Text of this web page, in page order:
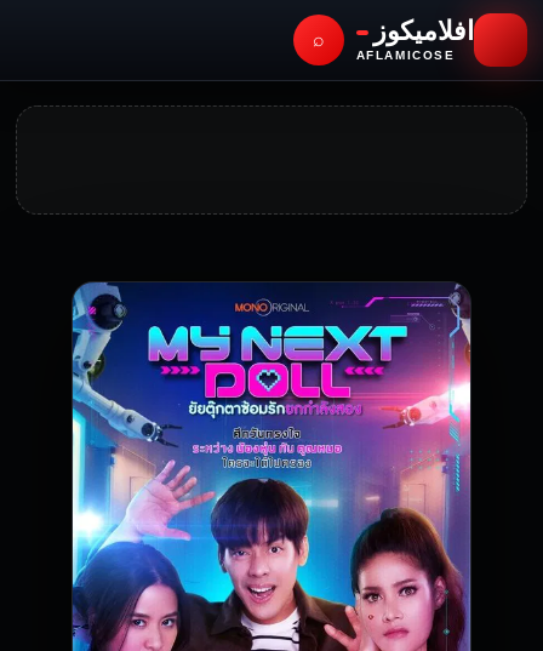
افلاميكوز
AFLAMICOSE
⌕